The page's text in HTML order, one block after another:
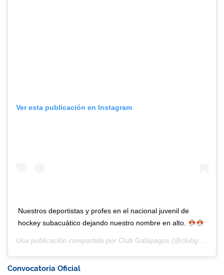
Ver esta publicación en Instagram
Nuestros deportistas y profes en el nacional juvenil de
hockey subacuático dejando nuestro nombre en alto.
Una publicación compartida por Club Galápagos (@clubgalapagos) el
Convocatoria Oficial